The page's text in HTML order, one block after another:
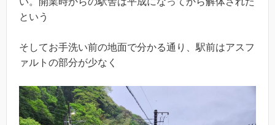
という
そしてお手洗い前の地面で分かる通り、駅前はアスフ
ァルトの部分が少なく